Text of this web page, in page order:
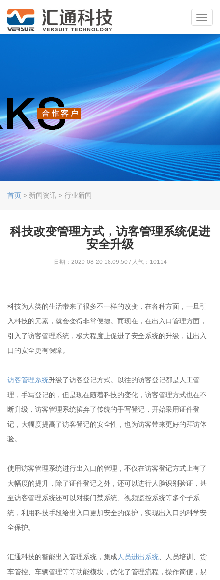
首页 > 新闻资讯 > 行业新闻
科技改变管理方式，访客管理系统促进
安全升级
日期：2020-08-20 18:09:50 / 人气：10114
科技为人类的生活带来了很多不一样的改变，在各种方面，一旦引
入科技的元素，就会变得非常便捷。而现在，在出入口管理方面，
引入了访客管理系统，极大程度上促进了安全系统的升级，让出入
口的安全更有保障。
访客管理系统升级了访客登记方式。以往的访客登记都是人工管
理，手写登记的，但是现在随着科技的变化，访客管理方式也在不
断升级，访客管理系统摈弃了传统的手写登记，开始采用证件登
记，大幅度提高了访客登记的安全性，也为访客带来更好的拜访体
验。
使用访客管理系统进行出入口的管理，不仅在访客登记方式上有了
大幅度的提升，除了证件登记之外，还可以进行人脸识别验证，甚
至访客管理系统还可以对接门禁系统、视频监控系统等多个子系
统，利用科技手段给出入口更加安全的保护，实现出入口的科学安
全保护。
汇通科技的智能出入管理系统，集成人员进出系统 、人员培训、货
车管控、车辆管理等等功能模块，优化了管理流程，操作简便，易